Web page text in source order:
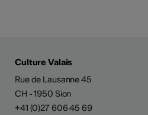
Culture Valais
Rue de Lausanne 45
CH - 1950 Sion
+41 (0)27 606 45 69